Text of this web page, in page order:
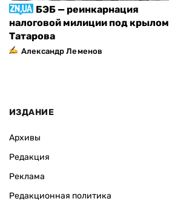
БЭБ — реинкарнация
налоговой милиции под крылом
Татарова
Александр Леменов
ИЗДАНИЕ
Архивы
Редакция
Реклама
Редакционная политика